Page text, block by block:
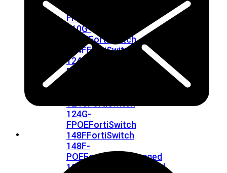
FPOE
110G-
FPOEFortiSwitch
124FFortiSwitch
124F-
POE
124G-
FPOEFortiSwitch
148FFortiSwitch
148F-
POEFortiSwitchRugged
108F
FortiSwitchRugged